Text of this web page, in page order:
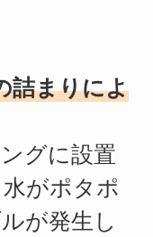
詰まりによ
グに設置
がポタポ
が発生し